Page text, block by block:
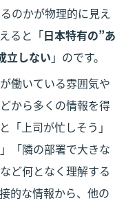
のかが物理的に見え
ると「日本特有の”あ
立しない 」のです。
働いている雰囲気や
から多くの情報を得
「上司が忙しそう」
「隣の部署で大きな
ど何となく理解する
的な情報から、他の